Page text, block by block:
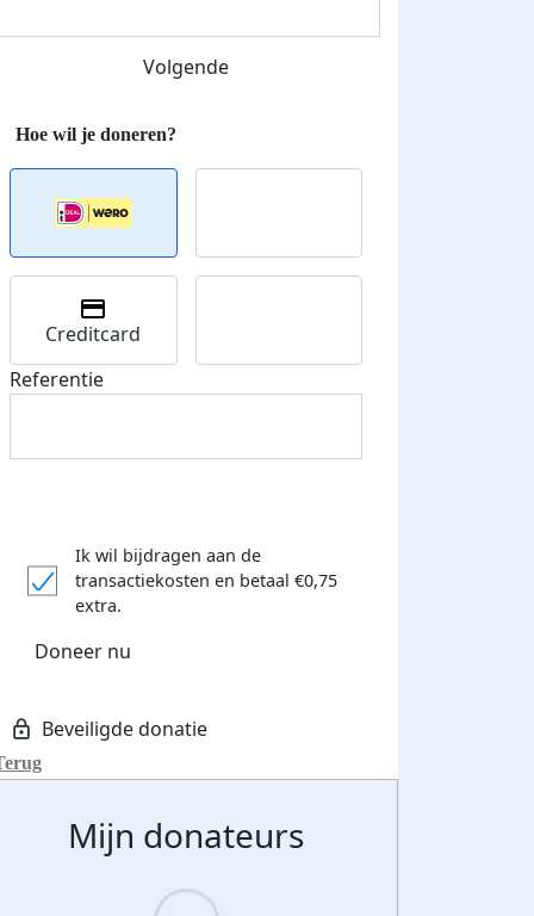
Volgende
Creditcard
Referentie
Ik wil bijdragen aan de
transactiekosten en betaal €0,75
extra.
Doneer nu
Mijn donateurs